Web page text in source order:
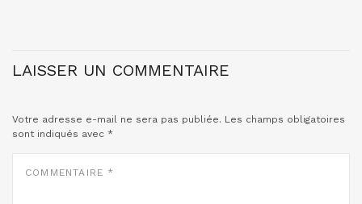
LAISSER UN COMMENTAIRE
Votre adresse e-mail ne sera pas publiée. Les champs obligatoires
sont indiqués avec *